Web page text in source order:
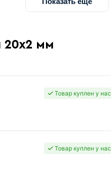
20х2 мм
Товар куплен у нас
Товар куплен у нас